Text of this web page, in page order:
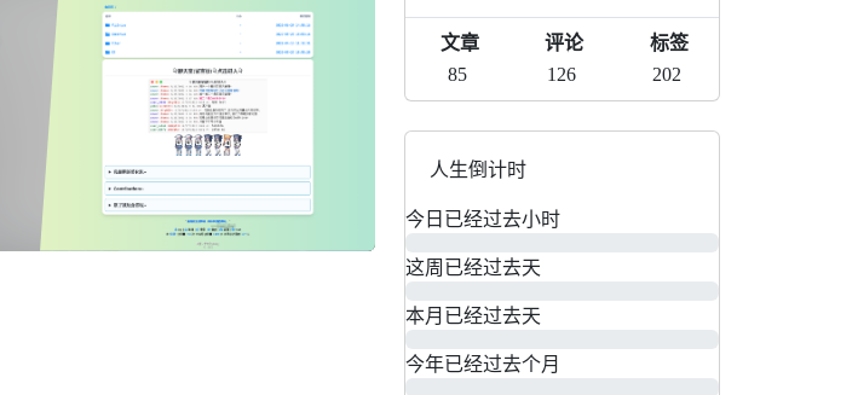
文章 评论
标签
85
126 202
人生倒计时
今日已经过去小时
这周已经过去天
本月已经过去天
今年已经过去个月